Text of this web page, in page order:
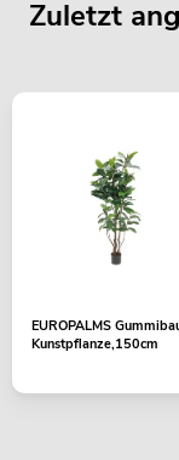
Zuletzt
EUROPALMS
Kunstpflanze,150cm